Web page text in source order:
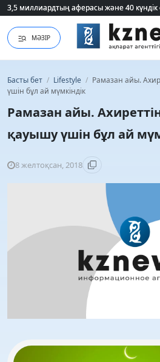
3,5 миллиардтың аферасы және 40
3,5 миллиардтың аферасы және 40
МӘЗІР
Басты бет / Lifestyle / Рамазан айы.
үшін бұл ай мүмкіндік
Рамазан айы.
қауышу үшін бұл ай
8 желтоқсан, 2018